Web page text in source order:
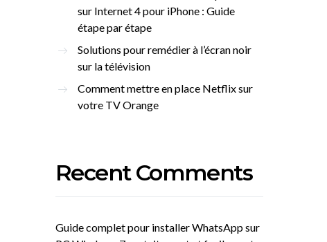
sur Internet 4 pour iPhone : Guide
étape par étape
Solutions pour remédier à l’écran noir
sur la télévision
Comment mettre en place Netflix sur
votre TV Orange
Recent Comments
Guide complet pour installer WhatsApp sur